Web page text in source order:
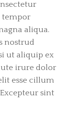
tempor
aliqua.
nostrud
ut aliquip ex
irure dolor
esse cillum
sint